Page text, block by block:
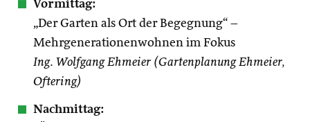
Vormittag:
„Der Garten als Ort der Begegnung“ –
Mehrgenerationenwohnen im Fokus
Ing. Wolfgang Ehmeier (Gartenplanung Ehmeier,
Oftering)
Nachmittag: